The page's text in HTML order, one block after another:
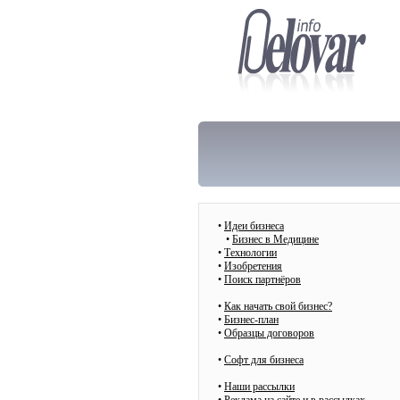
• Идеи бизнеса
• Бизнес в Медицине
• Технологии
• Изобретения
• Поиск партнёров
• Как начать свой бизнес?
• Бизнес-план
• Образцы договоров
• Cофт для бизнеса
• Наши рассылки